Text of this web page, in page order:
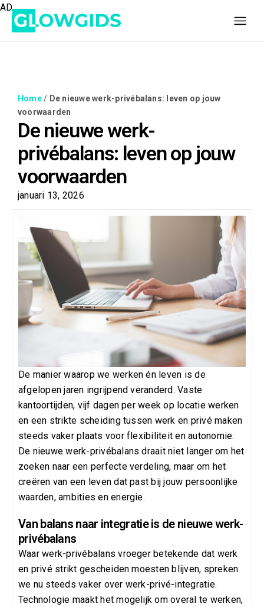
Home/ De nieuwe werk-privébalans: leven op jouw
voorwaarden
De nieuwe werk-
privébalans: leven op jouw
voorwaarden
januari 13, 2026
De manier waarop we werken én leven is de
afgelopen jaren ingrijpend veranderd. Vaste
kantoortijden, vijf dagen per week op locatie werken
en een strikte scheiding tussen werk en privé maken
steeds vaker plaats voor flexibiliteit en autonomie.
De nieuwe werk-privébalans draait niet langer om het
zoeken naar een perfecte verdeling, maar om het
creëren van een leven dat past bij jouw persoonlijke
waarden, ambities en energie.
Van balans naar integratie is de nieuwe werk-
privébalans
Waar werk-privébalans vroeger betekende dat werk
en privé strikt gescheiden moesten blijven, spreken
we nu steeds vaker over werk-privé-integratie.
Technologie maakt het mogelijk om overal te werken,
AD